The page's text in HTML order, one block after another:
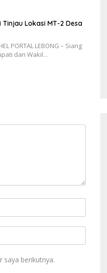
Lokasi MT-2 Desa
PORTAL LEBONG – Siang
dan Wakil…
saya berikutnya.